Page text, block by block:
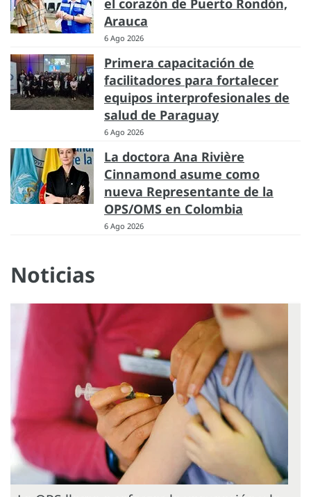
el corazón de Puerto Rondón,
Arauca
6 Ago 2026
Primera capacitación de
facilitadores para fortalecer
equipos interprofesionales de
salud de Paraguay
6 Ago 2026
La doctora Ana Rivière
Cinnamond asume como
nueva Representante de la
OPS/OMS en Colombia
6 Ago 2026
Noticias